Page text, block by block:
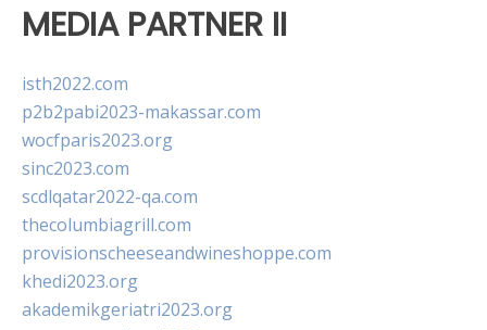
MEDIA PARTNER II
isth2022.com
p2b2pabi2023-makassar.com
wocfparis2023.org
sinc2023.com
scdlqatar2022-qa.com
thecolumbiagrill.com
provisionscheeseandwineshoppe.com
khedi2023.org
akademikgeriatri2023.org